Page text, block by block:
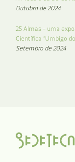
Outubro de 2024
25 Almas – uma
Científica “Umbigo
Setembro de 2024